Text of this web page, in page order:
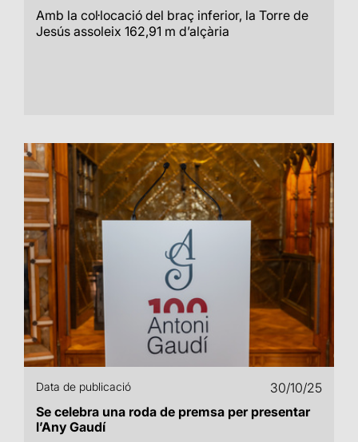
Amb la col·locació del braç inferior, la Torre de
Jesús assoleix 162,91 m d’alçària
Data de publicació
30/10/25
Se celebra una roda de premsa per presentar
l’Any Gaudí